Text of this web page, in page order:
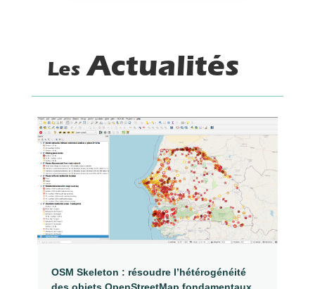
LesActualités
OSM Skeleton : résoudre l’hétérogénéité